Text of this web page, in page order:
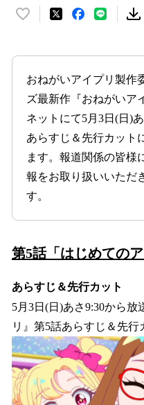
い
数
を
み
込
み
中
で
す
おねがいアイプリ製作
ズ最新作『おねがいア
ネットにて5月3日(日)
あらすじ＆先行カット
ます。報道関係の皆様
報をお取り扱いいただ
す。
第5話「はじめての
あらすじ＆先行カット
5月3日(日)あさ9:30から
リ』第5話あらすじ＆先行